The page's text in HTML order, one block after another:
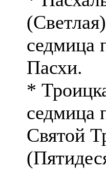
седмица
Пасхи.
*
седмица
Святой